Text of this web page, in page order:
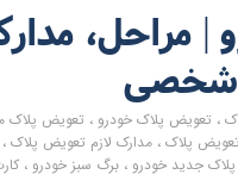
مراحل،
شخصی
، تعویض پلاک خودرو ، تعویض پلاک
پلاک، مدارک لازم تعویض پلاک،
جدید خودرو ، برگ سبز خودرو ،